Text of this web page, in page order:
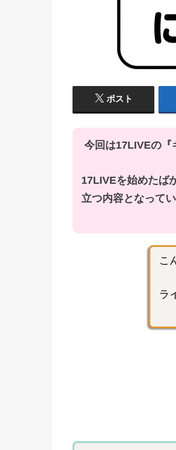
ポスト
今回は17LIVEの『
17LIVEを始めたば
立つ内容となって
こ
ラ